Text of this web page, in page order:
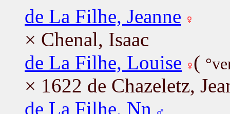
de La Filhe, Jeanne
× Chenal, Isaac
de La Filhe, Louise (
× 1622 de Chazeletz,
de La Filhe, Nn